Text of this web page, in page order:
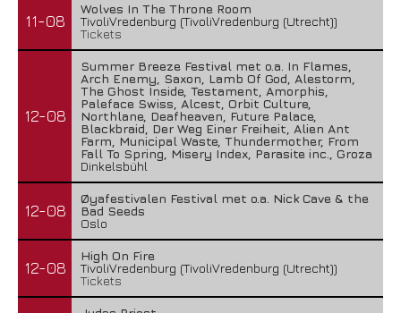
11-08
Wolves In The Throne Room
TivoliVredenburg (TivoliVredenburg (Utrecht))
Tickets
12-08
Summer Breeze Festival met o.a. In Flames,
Arch Enemy, Saxon, Lamb Of God, Alestorm,
The Ghost Inside, Testament, Amorphis,
Paleface Swiss, Alcest, Orbit Culture,
Northlane, Deafheaven, Future Palace,
Blackbraid, Der Weg Einer Freiheit, Alien Ant
Farm, Municipal Waste, Thundermother, From
Fall To Spring, Misery Index, Parasite inc., Groza
Dinkelsbühl
12-08
Øyafestivalen Festival met o.a. Nick Cave & the
Bad Seeds
Oslo
12-08
High On Fire
TivoliVredenburg (TivoliVredenburg (Utrecht))
Tickets